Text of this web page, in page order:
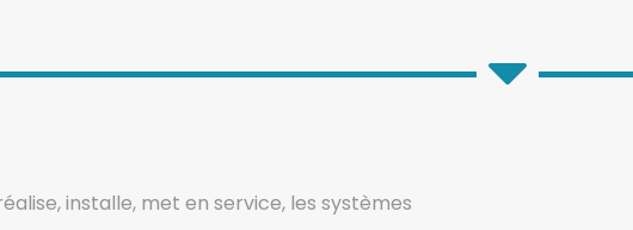
installe, met en service, les systèmes